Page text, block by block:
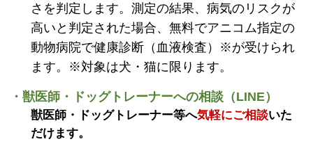
さを判定します。測定の結果、病気のリスクが
高いと判定された場合、無料でアニコム指定の
動物病院で健康診断（血液検査）※が受けられ
ます。※対象は犬・猫に限ります。
・獣医師・ドッグトレーナーへの相談（LINE）
獣医師・ドッグトレーナー等へ気軽にご相談いた
だけます。